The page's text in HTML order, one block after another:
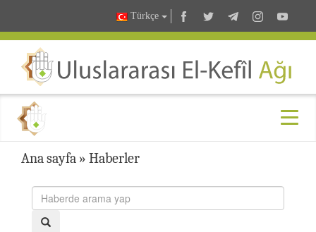
Türkçe
Ana sayfa » Haberler